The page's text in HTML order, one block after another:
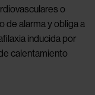
o
de alarma y obliga a
inducida por
calentamiento